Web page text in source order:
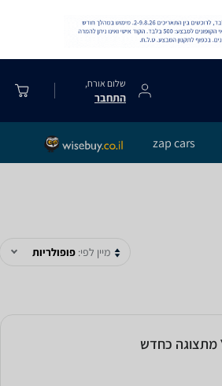
שלום אורח,
התחבר
zap cars
מיין לפי: פופולריות